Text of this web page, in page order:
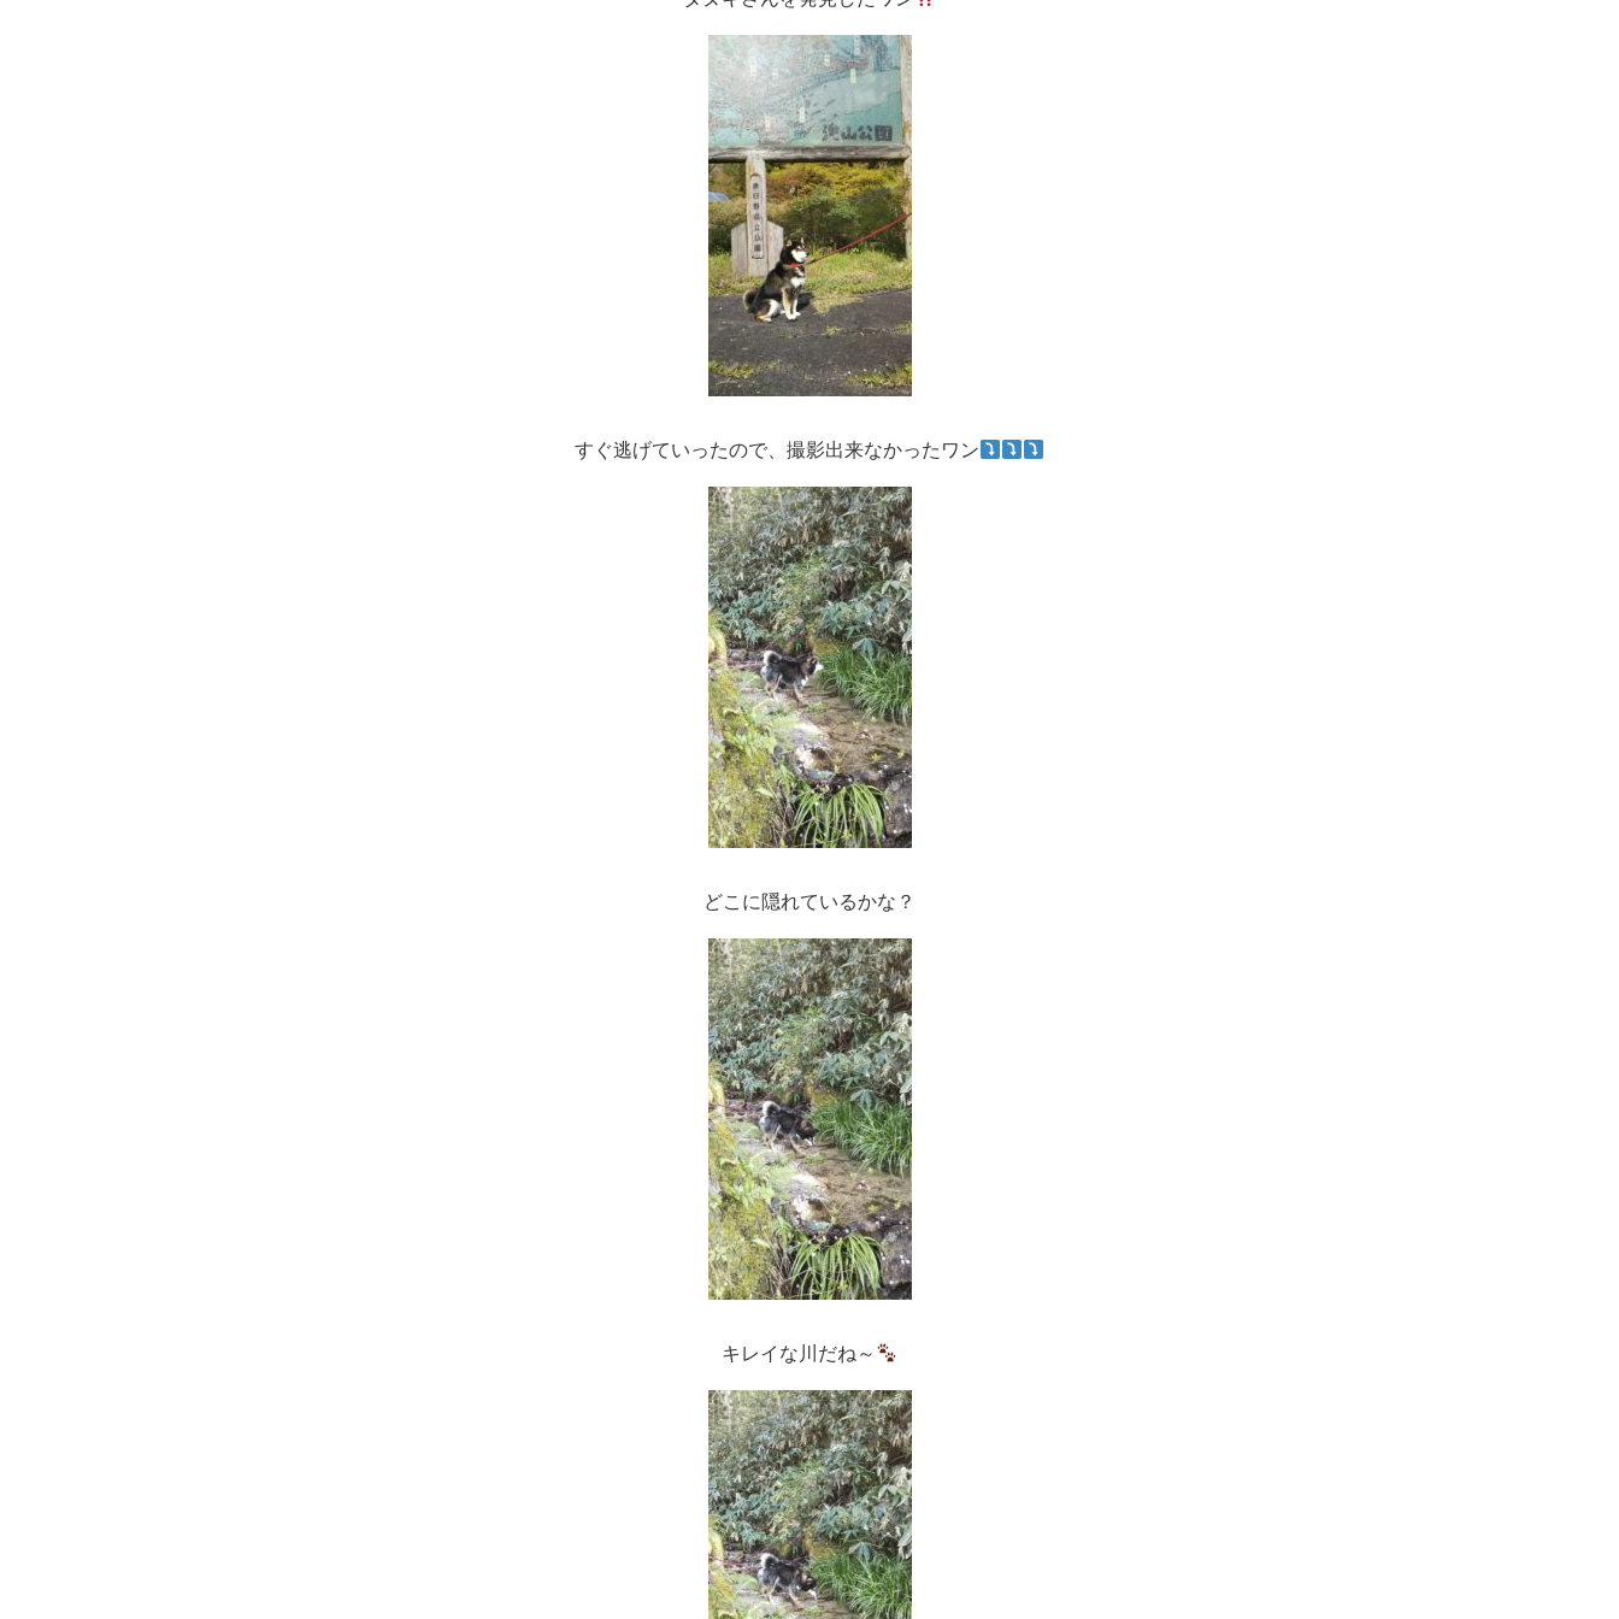
すぐ逃げていったので、撮影出来なかったワン
どこに隠れているかな？
キレイな川だね～